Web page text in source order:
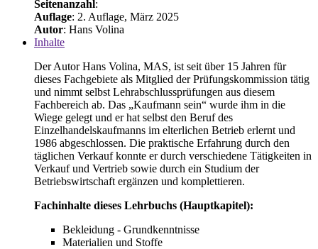
Seitenanzahl:
Auflage: 2. Auflage, März 2025
Autor: Hans Volina
Inhalte
Der Autor Hans Volina, MAS, ist seit über 15 Jahren für
dieses Fachgebiete als Mitglied der Prüfungskommission tätig
und nimmt selbst Lehrabschlussprüfungen aus diesem
Fachbereich ab. Das „Kaufmann sein“ wurde ihm in die
Wiege gelegt und er hat selbst den Beruf des
Einzelhandelskaufmanns im elterlichen Betrieb erlernt und
1986 abgeschlossen. Die praktische Erfahrung durch den
täglichen Verkauf konnte er durch verschiedene Tätigkeiten in
Verkauf und Vertrieb sowie durch ein Studium der
Betriebswirtschaft ergänzen und komplettieren.
Fachinhalte dieses Lehrbuchs (Hauptkapitel):
Bekleidung - Grundkenntnisse
Materialien und Stoffe